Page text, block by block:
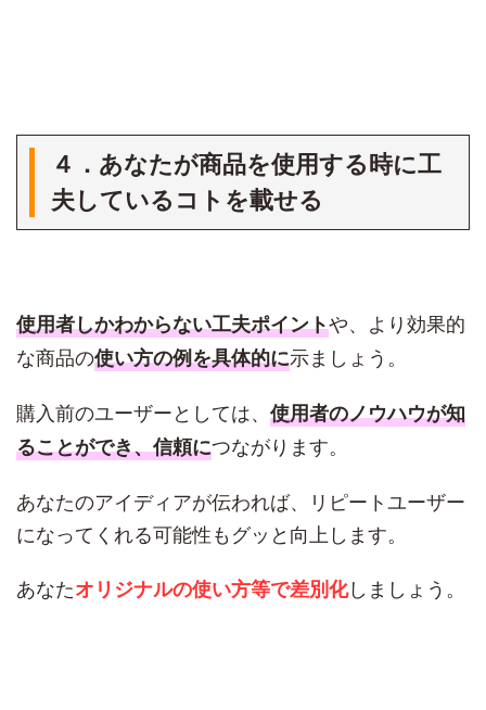
４．あなたが商品を使用する時に工
夫しているコトを載せる
使用者しかわからない工夫ポイントや、より効果的
な商品の使い方の例を具体的に示ましょう。
購入前のユーザーとしては、 使用者のノウハウが知
ることができ、信頼につながります。
あなたのアイディアが伝われば、リピートユーザー
になってくれる可能性もグッと向上します。
あなたオリジナルの使い方等で差別化しましょう。